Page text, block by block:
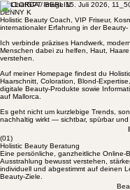
MALLORCA / BERLIN
DENNY K
Holistic Beauty Coach, VIP Friseur,
internationaler Erfahrung in der
Ich verbinde präzises Handwerk,
Menschen dabei zu helfen, Haut,
verstehen.
Auf meiner Homepage findest du
Haarschnitt, Coloration, Blond-
digitale Beauty-Produkte sowie
auf Mallorca.
Es geht nicht um kurzlebige Trends,
nachhaltig wirkt — sichtbar, spürbar und
(01)
Holistic Beauty Beratung
Eine persönliche, ganzheitliche
Ausstrahlung bewusst verstehen,
individuell und abgestimmt auf deinen
Beauty-Ziele.